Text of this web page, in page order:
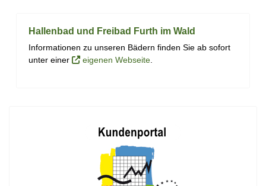
Hallenbad und Freibad Furth im Wald
Informationen zu unseren Bädern finden Sie ab sofort
unter einer
eigenen Webseite